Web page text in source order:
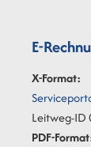
E-
X-Format:
Leitweg-ID
PDF-